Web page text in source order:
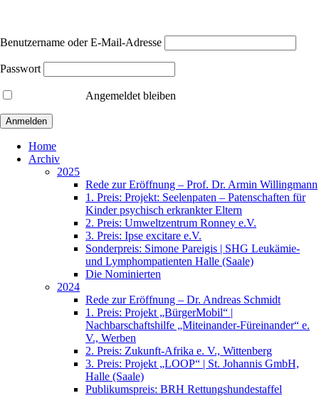
Benutzername oder E-Mail-Adresse
Passwort
Angemeldet bleiben
Home
Archiv
2025
Rede zur Eröffnung – Prof. Dr. Armin Willingmann
1. Preis: Projekt: Seelenpaten – Patenschaften für
Kinder psychisch erkrankter Eltern
2. Preis: Umweltzentrum Ronney e.V.
3. Preis: Ipse excitare e.V.
Sonderpreis: Simone Pareigis | SHG Leukämie-
und Lymphompatienten Halle (Saale)
Die Nominierten
2024
Rede zur Eröffnung – Dr. Andreas Schmidt
1. Preis: Projekt „BürgerMobil“ |
Nachbarschaftshilfe „Miteinander-Füreinander“ e.
V., Werben
2. Preis: Zukunft-Afrika e. V., Wittenberg
3. Preis: Projekt „LOOP“ | St. Johannis GmbH,
Halle (Saale)
Publikumspreis: BRH Rettungshundestaffel